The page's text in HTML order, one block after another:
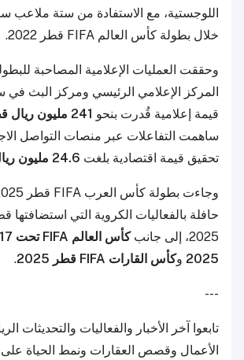
اللوجستية، مع الاستفادة من ستة ملاعب
خلال بطولة كأس العالم FIFA قطر 2022.
وحققت العمليات الإعلامية المصاحبة
المركز الإعلامي الرئيسي ومركز البث
قيمة إعلامية قُدرت بنحو 241 مليون ريال قطري
ساهمت التفاعلات عبر منصات التواصل
تحقيق قيمة اقتصادية بلغت 24.6 مليون ريال قطري
حافلة بالفعاليات الكروية التي استضافتها
2025، إلى جانب
2025 وكأس القارات FIFA قطر 2025 .
---
تابعوا آخر الأخبار والفعاليات والتحديثات
الأعمال وقصص العقارات ونمط الحياة على